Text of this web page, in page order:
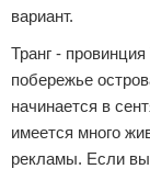
вариант.
Транг -
побережье
начинается в
имеется много
рекламы. Если вы